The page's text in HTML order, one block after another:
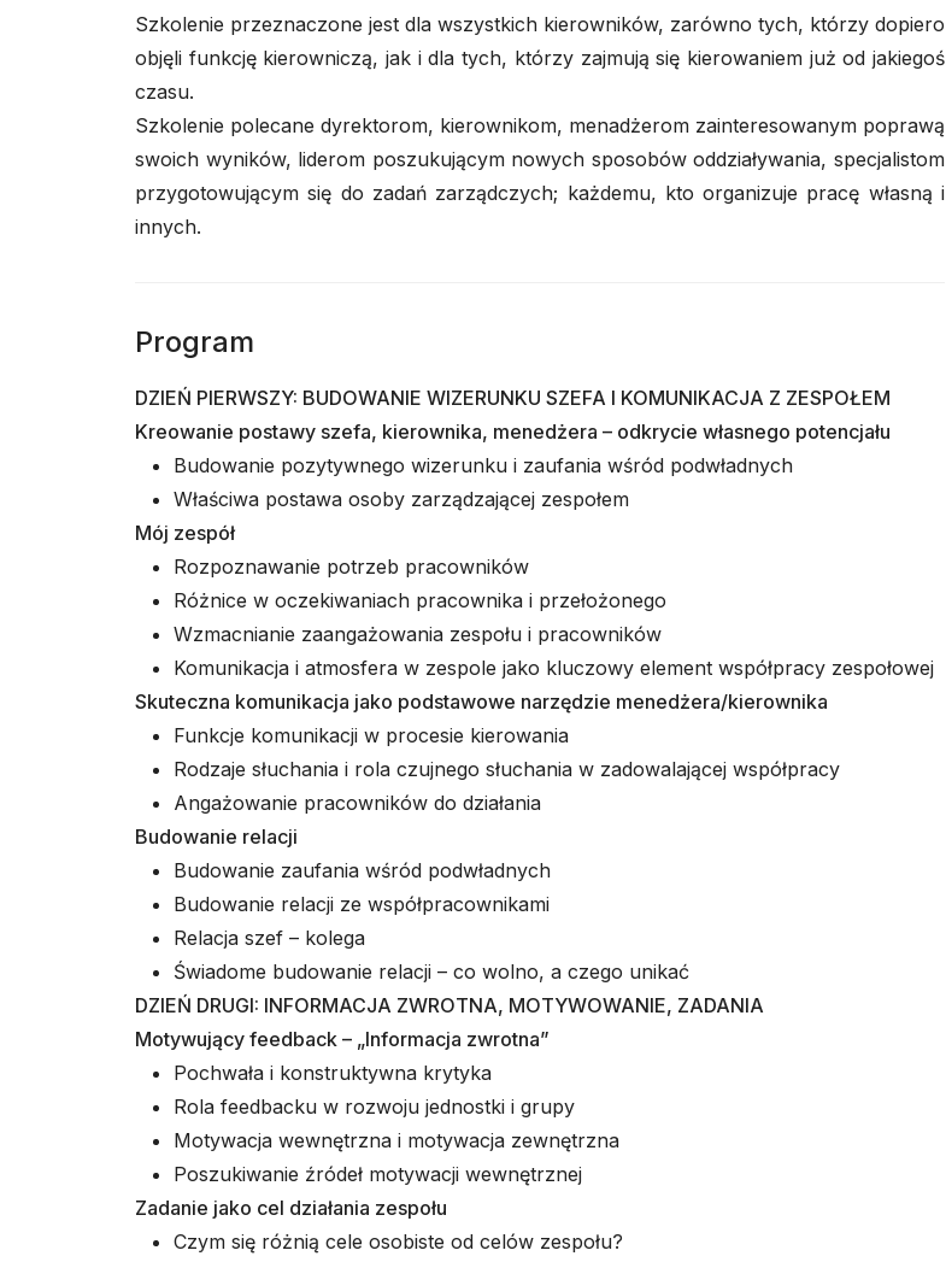
Szkolenie przeznaczone jest dla wszystkich kierowników, zarówno tych, którzy dopiero
objęli funkcję kierowniczą, jak i dla tych, którzy zajmują się kierowaniem już od jakiegoś
czasu.
Szkolenie polecane dyrektorom, kierownikom, menadżerom zainteresowanym poprawą
swoich wyników, liderom poszukującym nowych sposobów oddziaływania, specjalistom
przygotowującym się do zadań zarządczych; każdemu, kto organizuje pracę własną i
innych.
Program
DZIEŃ PIERWSZY: BUDOWANIE WIZERUNKU SZEFA I KOMUNIKACJA Z ZESPOŁEM
Kreowanie postawy szefa, kierownika, menedżera – odkrycie własnego potencjału
Budowanie pozytywnego wizerunku i zaufania wśród podwładnych
Właściwa postawa osoby zarządzającej zespołem
Mój zespół
Rozpoznawanie potrzeb pracowników
Różnice w oczekiwaniach pracownika i przełożonego
Wzmacnianie zaangażowania zespołu i pracowników
Komunikacja i atmosfera w zespole jako kluczowy element współpracy zespołowej
Skuteczna komunikacja jako podstawowe narzędzie menedżera/kierownika
Funkcje komunikacji w procesie kierowania
Rodzaje słuchania i rola czujnego słuchania w zadowalającej współpracy
Angażowanie pracowników do działania
Budowanie relacji
Budowanie zaufania wśród podwładnych
Budowanie relacji ze współpracownikami
Relacja szef – kolega
Świadome budowanie relacji – co wolno, a czego unikać
DZIEŃ DRUGI: INFORMACJA ZWROTNA, MOTYWOWANIE, ZADANIA
Motywujący feedback – „Informacja zwrotna”
Pochwała i konstruktywna krytyka
Rola feedbacku w rozwoju jednostki i grupy
Motywacja wewnętrzna i motywacja zewnętrzna
Poszukiwanie źródeł motywacji wewnętrznej
Zadanie jako cel działania zespołu
Czym się różnią cele osobiste od celów zespołu?